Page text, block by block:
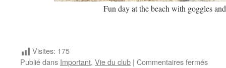
Fun day at the beach with goggles
Visites: 175
Publié dans Important, Vie du club | Commentaires ferméssur